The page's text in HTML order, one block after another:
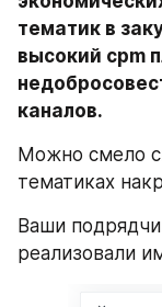
тематик в
высокий cpm
каналов.
​Можно смело
тематиках
​Ваши
реализовали